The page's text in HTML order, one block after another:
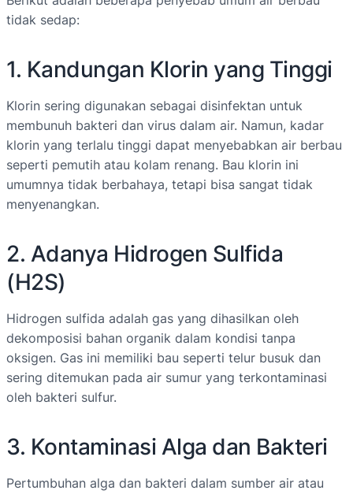
tidak sedap:
1. Kandungan Klorin yang Tinggi
Klorin sering digunakan sebagai disinfektan untuk
membunuh bakteri dan virus dalam air. Namun, kadar
klorin yang terlalu tinggi dapat menyebabkan air berbau
seperti pemutih atau kolam renang. Bau klorin ini
umumnya tidak berbahaya, tetapi bisa sangat tidak
menyenangkan.
2. Adanya Hidrogen Sulfida
(H2S)
Hidrogen sulfida adalah gas yang dihasilkan oleh
dekomposisi bahan organik dalam kondisi tanpa
oksigen. Gas ini memiliki bau seperti telur busuk dan
sering ditemukan pada air sumur yang terkontaminasi
oleh bakteri sulfur.
3. Kontaminasi Alga dan Bakteri
Pertumbuhan alga dan bakteri dalam sumber air atau